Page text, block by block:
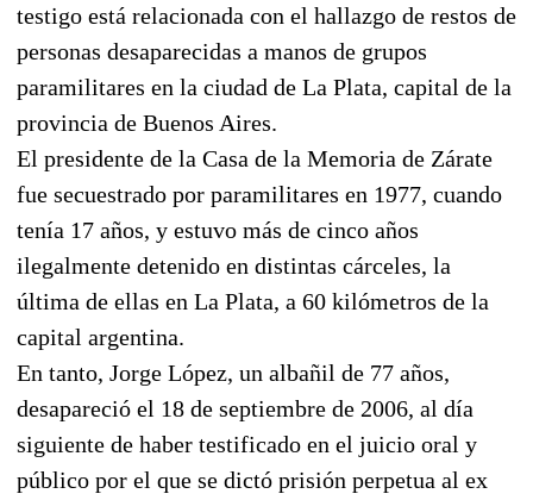
testigo está relacionada con el hallazgo de restos de
personas desaparecidas a manos de grupos
paramilitares en la ciudad de La Plata, capital de la
provincia de Buenos Aires.
El presidente de la Casa de la Memoria de Zárate
fue secuestrado por paramilitares en 1977, cuando
tenía 17 años, y estuvo más de cinco años
ilegalmente detenido en distintas cárceles, la
última de ellas en La Plata, a 60 kilómetros de la
capital argentina.
En tanto, Jorge López, un albañil de 77 años,
desapareció el 18 de septiembre de 2006, al día
siguiente de haber testificado en el juicio oral y
público por el que se dictó prisión perpetua al ex